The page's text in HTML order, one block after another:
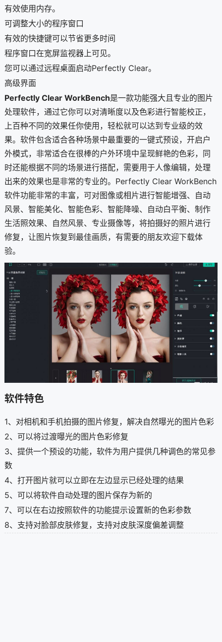
有效使用内存。
可调整大小的程序窗口
有效的快捷键可以节省更多时间
程序窗口在宽屏监视器上可见。
您可以通过远程桌面启动Perfectly Clear。
高级界面
Perfectly Clear WorkBench是一款功能强大且专业的图片
处理软件，通过它你可以对清晰度以及色彩进行智能校正，
上百种不同的效果任你使用，轻松就可以达到专业级的效
果。软件包含适合各种场景中最重要的一键式预设，开启户
外模式，非常适合在很棒的户外环境中呈现鲜艳的色彩，同
时还能根据不同的场景进行搭配，需要用于人像编辑，处理
出来的效果也是非常的专业的。Perfectly Clear WorkBench
软件功能非常的丰富，可对图像或相片进行智能增强、自动
风景、智能美化、智能色彩、智能降噪、自动白平衡、制作
生活照效果、自然风景、专业摄像等，将拍摄好的照片进行
修复，让图片恢复到最佳画质，有需要的朋友欢迎下载体
验。
软件特色
1、对相机和手机拍摄的图片修复，解决自然曝光的图片色彩
2、可以将过渡曝光的图片色彩修复
3、提供一个预设的功能，软件为用户提供几种调色的常见参
数
4、打开图片就可以立即在左边显示已经处理的结果
5、可以将软件自动处理的图片保存为新的
7、可以在右边按照软件的功能提示设置新的色彩参数
8、支持对脸部皮肤修复，支持对皮肤深度偏差调整